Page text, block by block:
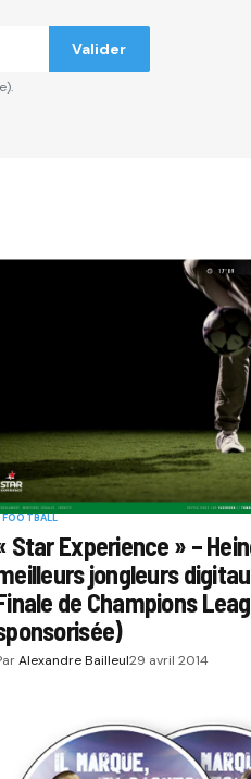
Valider
FOOTBALL
Star Experience » –
jongleurs
de Champions
Alexandre Bailleul29 avril 2014